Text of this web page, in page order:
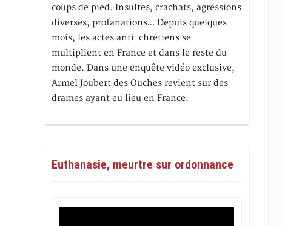
coups de pied. Insultes, crachats, agressions
diverses, profanations… Depuis quelques
mois, les actes anti-chrétiens se
multiplient en France et dans le reste du
monde. Dans une enquête vidéo exclusive,
Armel Joubert des Ouches revient sur des
drames ayant eu lieu en France.
Euthanasie, meurtre sur ordonnance